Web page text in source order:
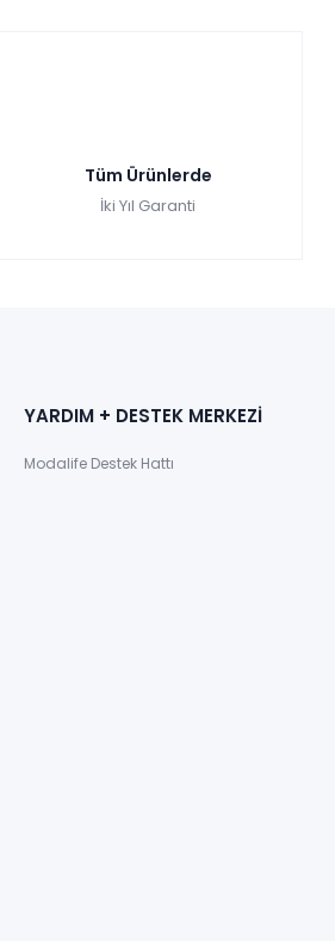
Tüm Ürünlerde
İki Yıl Garanti
YARDIM + DESTEK MERKEZİ
Modalife Destek Hattı